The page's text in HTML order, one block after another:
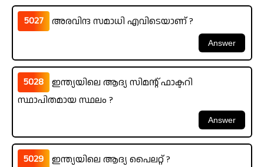
5027 അരവിന്ദ സമാധി എവിടെയാണ് ?
5028
ഇന്ത്യയിലെ ആദ്യ സിമന്റ് ഫാക്ടറി
സ്ഥാപിതമായ സ്ഥലം ?
5029 ഇന്ത്യയിലെ ആദ്യ പൈലറ്റ് ?